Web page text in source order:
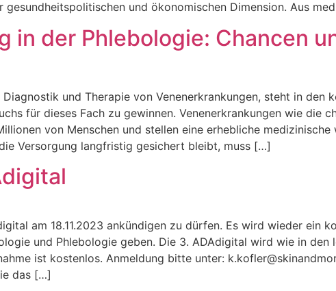
gesundheitspolitischen und ökonomischen Dimension. Aus
in der Phlebologie: Chancen
und Therapie von Venenerkrankungen, steht in den
für dieses Fach zu gewinnen. Venenerkrankungen wie die
von Menschen und stellen eine erhebliche medizinische
Versorgung langfristig gesichert bleibt, muss […]
am 18.11.2023 ankündigen zu dürfen. Es wird wieder ein
und Phlebologie geben. Die 3. ADAdigital wird wie in den
ist kostenlos. Anmeldung bitte unter:
das […]